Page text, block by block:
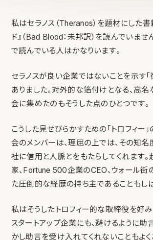
私はセラノス（Theranos）を題材にした書
ド』（Bad Blood：未邦訳）を読んでいま
で読んでいる人はかなりいます。
セラノスが良い企業ではないことを示す「
ありました。対外的な箔付けとなる、高
会に集めたのもそうした点のひとつです。
こうした見せびらかすための「トロフィー
会のメンバーは、理屈の上では、その知
社に信用と人脈とをもたらしてくれます
家、Fortune 500企業のCEO、ウォール街
た圧倒的な経歴の持ち主であることもし
私はそうしたトロフィー的な取締役を好
スタートアップ企業にも、避けるように助
かし助言を受け入れてくれないこともよく